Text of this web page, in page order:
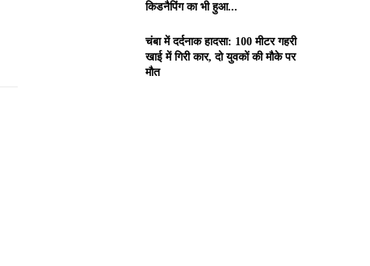
किडनैपिंग का भी हुआ...
चंबा में दर्दनाक हादसा: 100 मीटर गहरी
खाई में गिरी कार, दो युवकों की मौके पर
मौत